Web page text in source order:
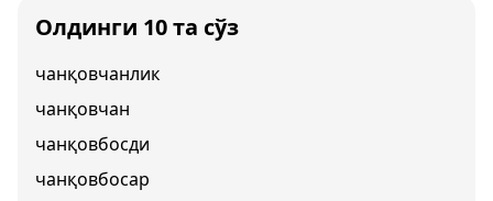
Олдинги 10 та сўз
чанқовчанлик
чанқовчан
чанқовбосди
чанқовбосар